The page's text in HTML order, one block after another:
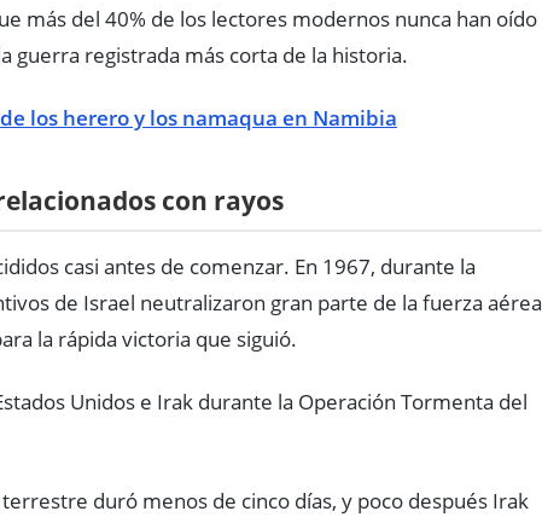
más del 40% de los lectores modernos nunca han oído
guerra registrada más corta de la historia.
los herero y los namaqua en Namibia
con rayos
casi antes de comenzar. En 1967, durante la
de Israel neutralizaron gran parte de la fuerza aérea
la rápida victoria que siguió.
Unidos e Irak durante la Operación Tormenta del
duró menos de cinco días, y poco después Irak